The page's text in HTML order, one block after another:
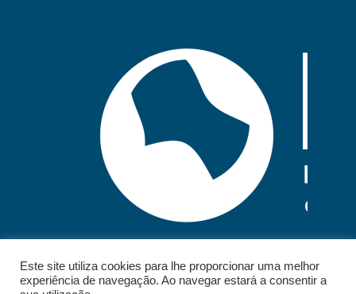
Este site utiliza cookies para lhe proporcionar uma melhor
experiência de navegação. Ao navegar estará a consentir a